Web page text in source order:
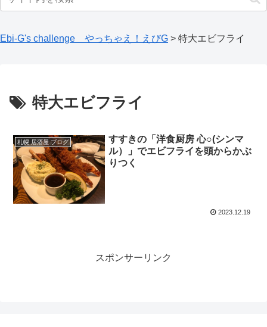
Ebi-G's challenge やっちゃえ！えびG > 特大エビフライ
特大エビフライ
札幌 居酒屋 ブログ
すすきの「洋食厨房 心○(シンマ
ル）」でエビフライを頭からかぶ
りつく
2023.12.19
スポンサーリンク